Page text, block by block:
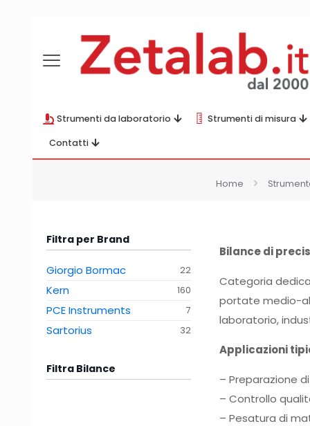
Strumenti da laboratorio Strumenti di misura
Contatti
Home
Bilance di
Categoria
portate medio-
laboratorio,
Applicazioni
– Preparazione
– Controllo
– Pesatura di
Filtra per Brand
Giorgio Bormac 22
Kern 160
PCE Instruments 7
Sartorius 32
Filtra Bilance